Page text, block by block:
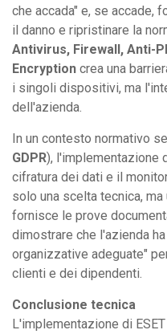
che accada" e, se accade,
il danno e ripristinare la
Antivirus, Firewall, Anti-
Encryption crea una
i singoli dispositivi, ma
dell'azienda.
In un contesto normativo
GDPR), l'implementazione
cifratura dei dati e il
solo una scelta tecnica,
fornisce le prove
dimostrare che l'azienda
organizzative adeguate"
clienti e dei dipendenti.
Conclusione tecnica
L'implementazione di